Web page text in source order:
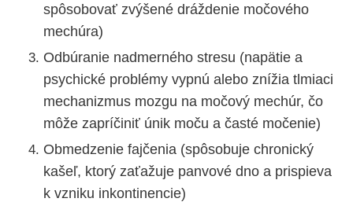
spôsobovať zvýšené dráždenie močového
mechúra)
Odbúranie nadmerného stresu (napätie a
psychické problémy vypnú alebo znížia tlmiaci
mechanizmus mozgu na močový mechúr, čo
môže zapríčiniť únik moču a časté močenie)
Obmedzenie fajčenia (spôsobuje chronický
kašeľ, ktorý zaťažuje panvové dno a prispieva
k vzniku inkontinencie)